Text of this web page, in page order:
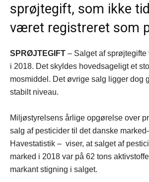
sprøjtegift, som ikke
været registreret som
SPRØJTEGIFT – Salget af sprøjtegifte
i 2018. Det skyldes hovedsageligt et
mosmiddel. Det øvrige salg ligger dog
stabilt niveau.
Miljøstyrelsens årlige opgørelse over
salg af pesticider til det danske
Havestatistik – viser, at salget af
marked i 2018 var på 62 tons
markant stigning i salget.